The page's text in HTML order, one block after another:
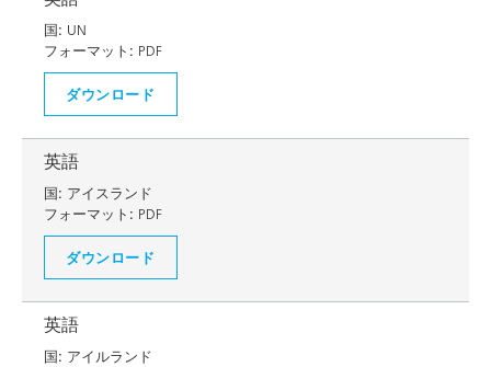
国: UN
フォーマット: PDF
ダウンロード
英語
国: アイスランド
フォーマット: PDF
ダウンロード
英語
国: アイルランド